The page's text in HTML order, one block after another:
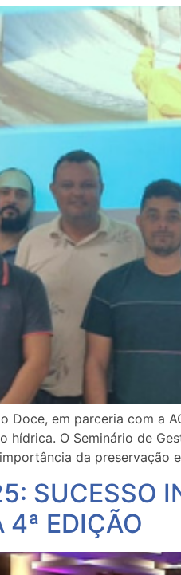
Doce, em parceria com a
O Seminário de
da preservação
SUCESSO
4ª EDIÇÃO